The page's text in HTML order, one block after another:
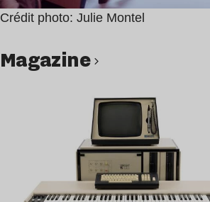
Crédit photo: Julie Montel
magazine